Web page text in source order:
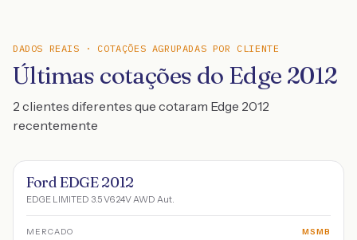
DADOS REAIS · COTAÇÕES AGRUPADAS POR CLIENTE
Últimas cotações do Edge 2012
2 clientes diferentes que cotaram Edge 2012
recentemente
Ford EDGE 2012
EDGE LIMITED 3.5 V6 24V AWD Aut.
MERCADO MSMB